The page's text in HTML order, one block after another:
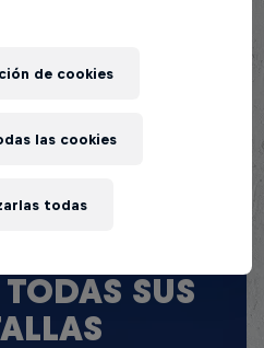
SUS
de cookies
todas
las cookies